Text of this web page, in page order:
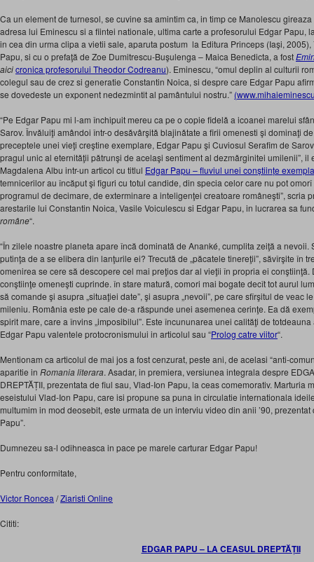
Ca un element de turnesol, se cuvine sa amintim ca, in timp ce Manolescu
adresa lui Eminescu si a fiintei nationale, ultima carte a profesorului Edgar Papu,
in cea din urma clipa a vietii sale, aparuta postum la Editura Princeps (Iaşi,
Papu, si cu o prefaţă de Zoe Dumitrescu-Buşulenga – Maica Benedicta, a fost
aicicronica profesorului Theodor Codreanu). Eminescu, “omul deplin al culturii
colegul sau de crez si generatie Constantin Noica, si despre care Edgar Papu
se dovedeste un exponent nedezmintit al pamântului nostru.”
“Pe Edgar Papu mi l-am închipuit mereu ca pe o copie fidelǎ a icoanei marelui
Sarov. Învǎluiţi amândoi într-o desǎvârşitǎ blajinǎtate a firii omenesti şi dominaţi
preceptele unei vieţi creştine exemplare, Edgar Papu şi Cuviosul Serafim de
pragul unic al eternitǎţii pǎtrunşi de acelaşi sentiment al dezmǎrginitei umilenii”, il
Magdalena Albu intr-un articol cu titlul Edgar Papu – fluviul unei conștiințe
temnicerilor au încăput şi figuri cu totul can­dide, din specia celor care nu pot
programul de decimare, de exterminare a inteligenţei creatoare româneşti”, scria
arestarile lui Constantin Noica, Vasile Voiculescu si Edgar Papu, in lucrarea sa
române“.
“În zilele noastre planeta apare încă dominată de Ananké, cumplita zeiţă a nevoii.
putinţa de a se elibera din lanţurile ei? Trecută de „păcatele tinereţii”, săvîrşite în
omenirea se cere să descopere cel mai preţios dar al vieţii în propria ei
conştiinţe omeneşti cuprinde. în stare matură, comori mai bogate decît tot aurul
să comande şi asupra „situaţiei date”, şi asupra „nevoii”, pe care sfîrşitul de veac
mileniu. România este pe cale de-a răspunde unei asemenea cerinţe. Ea dă
spirit mare, care a învins „imposibilul”. Este încununarea unei calităţi de
Edgar Papu valentele protocronismului in articolul sau “Prolog catre viitor“.
Mentionam ca articolul de mai jos a fost cenzurat, peste ani, de acelasi “anti-
aparitie in Romania literara. Asadar, in premiera, versiunea integrala despre
DREPTĂȚII, prezentata de fiul sau, Vlad-Ion Papu, la ceas comemorativ. Marturia
eseistului Vlad-Ion Papu, care isi propune sa puna in circulatie internationala
multumim in mod deosebit, este urmata de un interviu video din anii ’90,
Papu”.
Dumnezeu sa-l odihneasca in pace pe marele carturar Edgar Papu!
Pentru conformitate,
Victor Roncea /Ziaristi Online
Cititi:
EDGAR PAPU – LA CEASUL DREPTĂȚII